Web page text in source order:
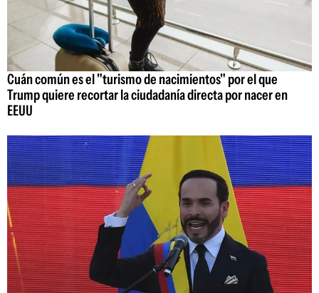
Cuán común es el "turismo de nacimientos" por el que
Trump quiere recortar la ciudadanía directa por nacer en
EEUU